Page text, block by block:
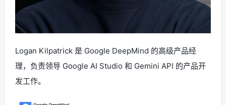
Logan Kilpatrick 是 Google DeepMind 的高级产品经
理，负责领导 Google AI Studio 和 Gemini API 的产品开
发工作。